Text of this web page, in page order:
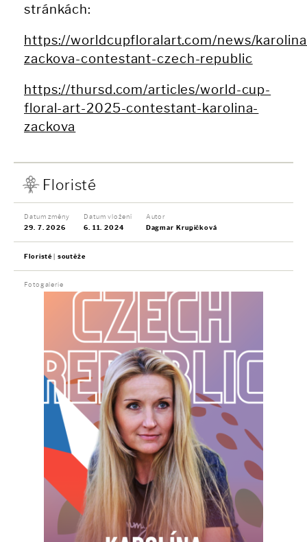
stránkách:
https://worldcupfloralart.com/news/
zackova-contestant-czech-republic
https://thursd.com/articles/world-cup-
floral-art-2025-contestant-karolina-
zackova
Floristé
Datum změny
29. 7. 2026
Datum vložení
6. 11. 2024
Autor
Dagmar Krupičková
Floristé soutěže
Fotogalerie